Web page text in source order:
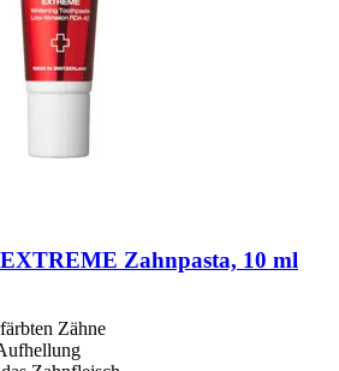
EXTREME Zahnpasta, 10 ml
Zähne